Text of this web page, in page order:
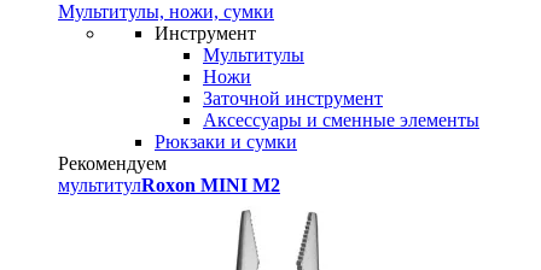
Мультитулы, ножи, сумки
Инструмент
Мультитулы
Ножи
Заточной инструмент
Аксессуары и сменные элементы
Рюкзаки и сумки
Рекомендуем
мультитулRoxon MINI M2